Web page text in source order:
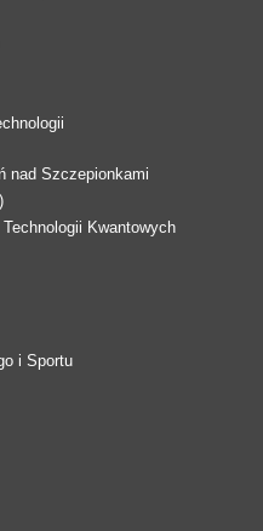
nad Szczepionkami
Kwantowych
i Sportu